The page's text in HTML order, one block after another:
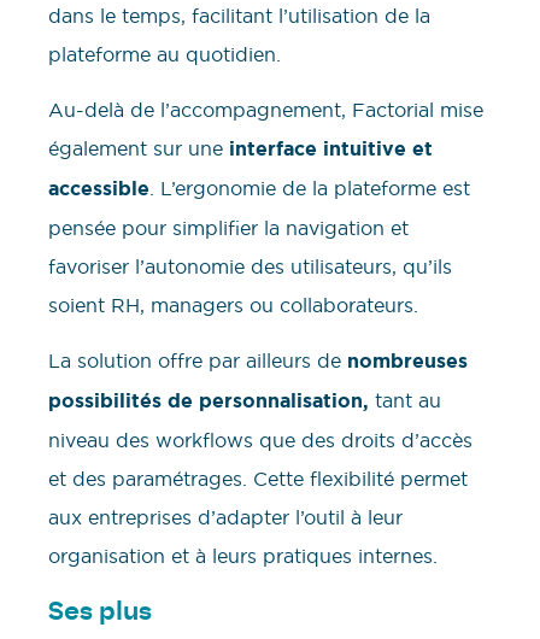
dans le temps, facilitant l’utilisation de la
plateforme au quotidien.
Au-delà de l’accompagnement, Factorial mise
également sur une interface intuitive et
accessible . L’ergonomie de la plateforme est
pensée pour simplifier la navigation et
favoriser l’autonomie des utilisateurs, qu’ils
soient RH, managers ou collaborateurs.
La solution offre par ailleurs de nombreuses
possibilités de personnalisation, tant au
niveau des workflows que des droits d’accès
et des paramétrages. Cette flexibilité permet
aux entreprises d’adapter l’outil à leur
organisation et à leurs pratiques internes.
Ses plus